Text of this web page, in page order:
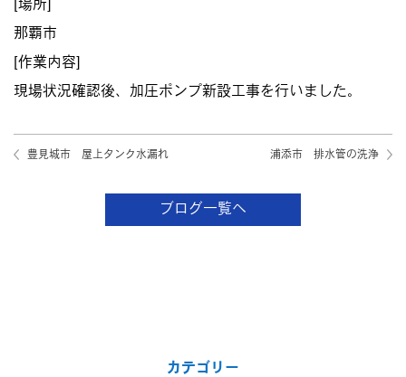
[場所]
那覇市
[作業内容]
現場状況確認後、加圧ポンプ新設工事を行いました。
豊見城市 屋上タンク水漏れ 浦添市 排水管の洗浄
ブログ一覧へ
カテゴリー